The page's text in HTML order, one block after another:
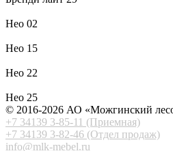
Нео 02
Нео 15
Нео 22
Нео 25
© 2016-2026 АО «Можгинский
+7 34139 3-85-11 (Приемная)
+7 34139 3-82-46 (Отдел продаж)
info@mlk-mebel.ru